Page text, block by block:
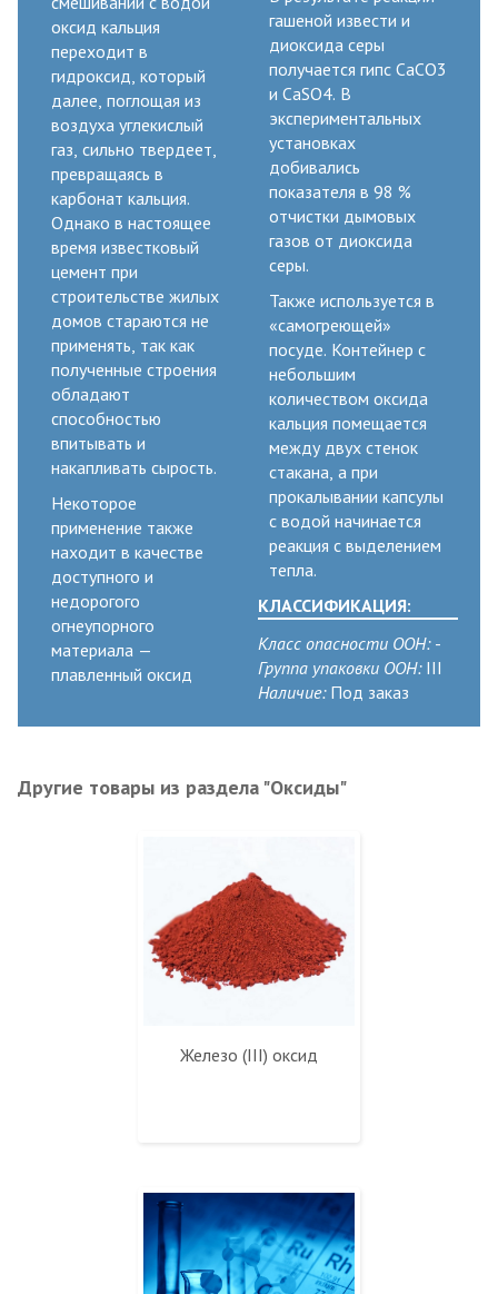
оксид кальция
переходит в
гидроксид, который
далее, поглощая из
воздуха углекислый
газ, сильно твердеет,
превращаясь в
карбонат кальция.
Однако в настоящее
время известковый
цемент при
строительстве жилых
домов стараются не
применять, так как
полученные строения
обладают
способностью
впитывать и
накапливать сырость.
Некоторое
применение также
находит в качестве
доступного и
недорогого
огнеупорного
материала —
плавленный оксид
гашеной извести и
диоксида серы
получается гипс СaСO3
и СаSO4. В
экспериментальных
установках
добивались
показателя в 98 %
отчистки дымовых
газов от диоксида
серы.
Также используется в
«самогреющей»
посуде. Контейнер с
небольшим
количеством оксида
кальция помещается
между двух стенок
стакана, а при
прокалывании капсулы
с водой начинается
реакция с выделением
тепла.
КЛАССИФИКАЦИЯ:
Класс опасности ООН:-
Группа упаковки ООН:III
Наличие:Под заказ
Другие товары из раздела "Оксиды"
Железо (III) оксид